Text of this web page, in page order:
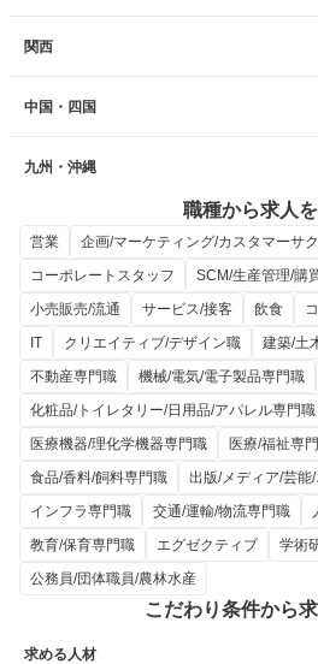
関西
中国・四国
九州・沖縄
職種から求人
営業
企画/マーケティング/カスタマーサ
コーポレートスタッフ
SCM/生産管理/購
小売販売/流通
サービス/接客 飲食
IT
クリエイティブ/デザイン職
建築/土
不動産専門職
機械/電気/電子製品専門職
化粧品/トイレタリー/日用品/アパレル専門職
医療機器/理化学機器専門職
医療/福祉専
食品/香料/飼料専門職
出版/メディア/芸能
インフラ専門職
交通/運輸/物流専門職
教育/保育専門職
エグゼクティブ
学術
公務員/団体職員/農林水産
こだわり条件から
求める人材